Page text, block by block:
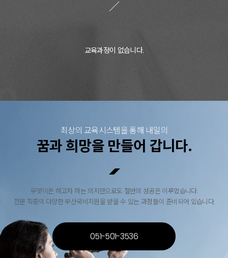
교육과정이 없습니다.
최상의 교육시스템을 통해 내일의
꿈과 희망을 만들어 갑니다.
무엇이든 하고자 하는 의지만으로도 절반의 성공은 이루었습니다.
전문 직종의 다양한 부산국비지원을 받을 수 있는 과정들이 준비되어 있습니다.
051-501-3536